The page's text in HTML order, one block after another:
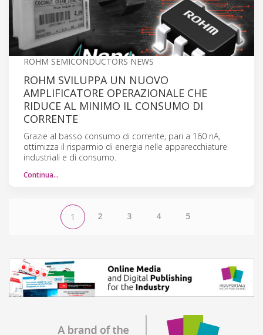
ROHM SEMICONDUCTORS NEWS
ROHM SVILUPPA UN NUOVO
AMPLIFICATORE OPERAZIONALE CHE
RIDUCE AL MINIMO IL CONSUMO DI
CORRENTE
Grazie al basso consumo di corrente, pari a 160 nA,
ottimizza il risparmio di energia nelle apparecchiature
industriali e di consumo.
Continua…
1 2 3 4 5